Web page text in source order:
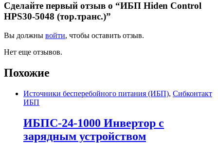
Сделайте первый отзыв о “ИБП Hiden Control
HPS30-5048 (тор.транс.)”
Вы должны войти, чтобы оставить отзыв.
Нет еще отзывов.
Похожие
Источники бесперебойного питания (ИБП), Сибконтакт
ИБП
ИБПС-24-1000 Инвертор с
зарядным устройством